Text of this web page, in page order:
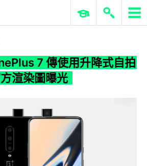
ERP 與商業 AI
7 傳使用升降式自拍
渲染圖曝光